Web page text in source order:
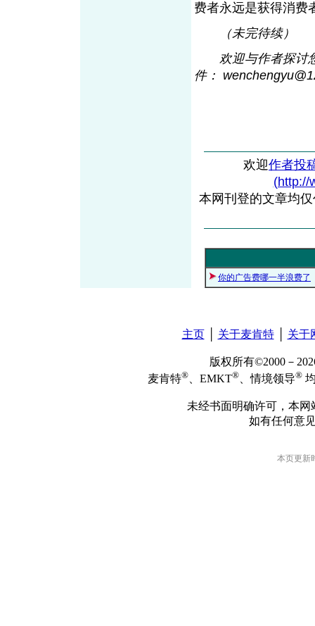
费者永远是获得消费
（未完待续）
欢迎与作者探讨您
件：
欢迎作者投
(http://
本网刊登的文章均
你的广告费哪一半浪费了
主页│ 关于麦肯特│ 关于
版权所有©2000－
麦肯特® 、EMKT® 、情境领导®
未经书面明确许可，本
如有任何意
本页更新